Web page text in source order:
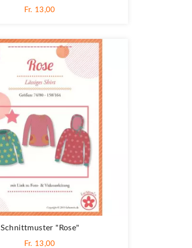
Fr. 13,00
Schnittmuster "Rose"
Fr. 13,00